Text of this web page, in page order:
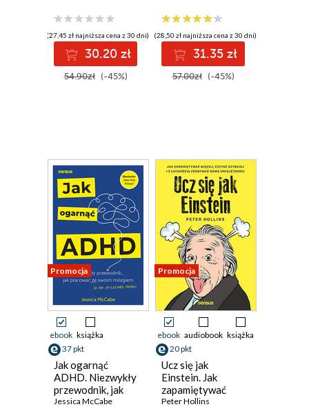
stwórz życie,
którego pragniesz
(27,45 zł najniższa cena z 30 dni)
30.20 zł
54.90zł (-45%)
(28,50 zł najniższa cena z 30 dni)
31.35 zł
57.00zł (-45%)
Promocja
ebook książka
37 pkt
Jak ogarnąć
ADHD. Niezwykły
przewodnik, jak
pracować ze
Jessica McCabe
Promocja
ebook audiobook książka
20 pkt
Ucz się jak
Einstein. Jak
zapamiętywać
więcej, czytać
Peter Hollins